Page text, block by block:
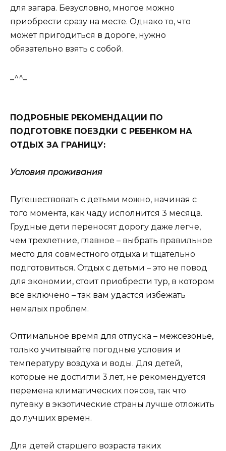
для загара. Безусловно, многое можно
приобрести сразу на месте. Однако то, что
может пригодиться в дороге, нужно
обязательно взять с собой.
_^^_
ПОДРОБНЫЕ РЕКОМЕНДАЦИИ ПО
ПОДГОТОВКЕ ПОЕЗДКИ С РЕБЕНКОМ НА
ОТДЫХ ЗА ГРАНИЦУ:
Условия проживания
Путешествовать с детьми можно, начиная с
того момента, как чаду исполнится 3 месяца.
Грудные дети переносят дорогу даже легче,
чем трехлетние, главное – выбрать правильное
место для совместного отдыха и тщательно
подготовиться. Отдых с детьми – это не повод
для экономии, стоит приобрести тур, в котором
все включено – так вам удастся избежать
немалых проблем.
Оптимальное время для отпуска – межсезонье,
только учитывайте погодные условия и
температуру воздуха и воды. Для детей,
которые не достигли 3 лет, не рекомендуется
перемена климатических поясов, так что
путевку в экзотические страны лучше отложить
до лучших времен.
Для детей старшего возраста таких